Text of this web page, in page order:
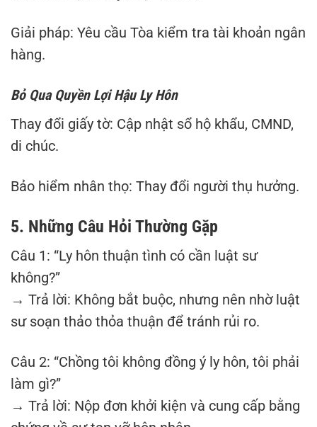
Giải pháp: Yêu cầu Tòa kiểm tra tài khoản ngân
hàng.
Bỏ Qua Quyền Lợi Hậu Ly Hôn
Thay đổi giấy tờ: Cập nhật sổ hộ khẩu, CMND,
di chúc.
Bảo hiểm nhân thọ: Thay đổi người thụ hưởng.
5. Những Câu Hỏi Thường Gặp
Câu 1: “Ly hôn thuận tình có cần luật sư
không?”
→ Trả lời: Không bắt buộc, nhưng nên nhờ luật
sư soạn thảo thỏa thuận để tránh rủi ro.
Câu 2: “Chồng tôi không đồng ý ly hôn, tôi phải
làm gì?”
→ Trả lời: Nộp đơn khởi kiện và cung cấp bằng